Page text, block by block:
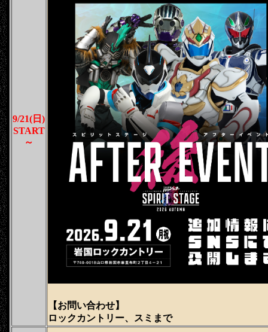
9/21(日)
START
～
【お問い合わせ】
ロックカントリー、スミまで